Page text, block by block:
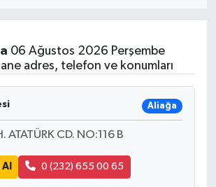
06 Ağustos 2026 Perşembe
adres, telefon ve konumları
Aliağa
ATATÜRK CD. NO:116 B
0 (232) 655 00 65